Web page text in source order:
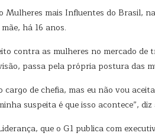
Mulheres mais Influentes do Brasil,
há 16 anos.
contra as mulheres no mercado
passa pela própria postura
de chefia, mas eu não vou
suspeita é que isso acontece”,
que o G1 publica com